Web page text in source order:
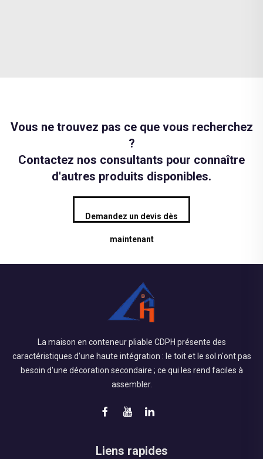
Vous ne trouvez pas ce que vous recherchez
?
Contactez nos consultants pour connaître
d'autres produits disponibles.
Demandez un devis dès
maintenant
La maison en conteneur pliable CDPH présente des
caractéristiques d'une haute intégration : le toit et le sol n'ont pas
besoin d'une décoration secondaire ; ce qui les rend faciles à
assembler.
Liens rapides